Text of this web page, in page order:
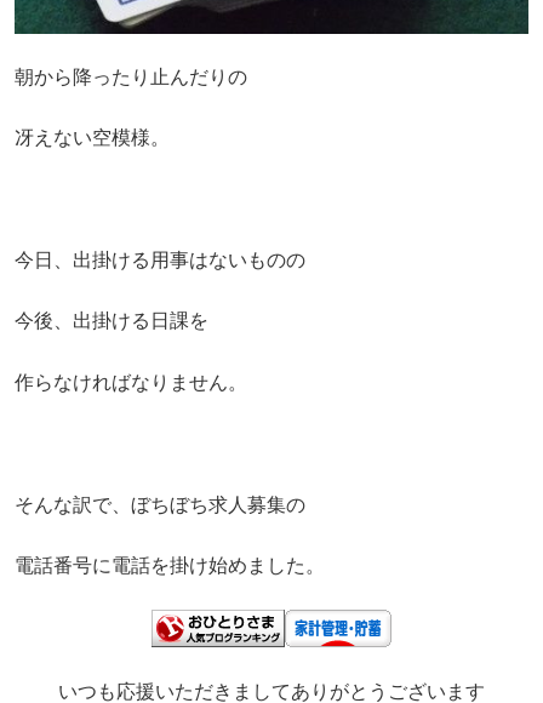
朝から降ったり止んだりの
冴えない空模様。
今日、出掛ける用事はないものの
今後、出掛ける日課を
作らなければなりません。
そんな訳で、ぼちぼち求人募集の
電話番号に電話を掛け始めました。
いつも応援いただきましてありがとうございます